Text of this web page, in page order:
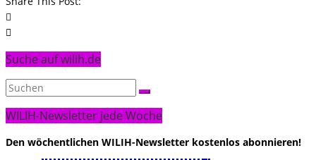
Suche auf wilih.de
WILIH-Newsletter jede Woche
Den wöchentlichen WILIH-Newsletter kostenlos abonnieren!